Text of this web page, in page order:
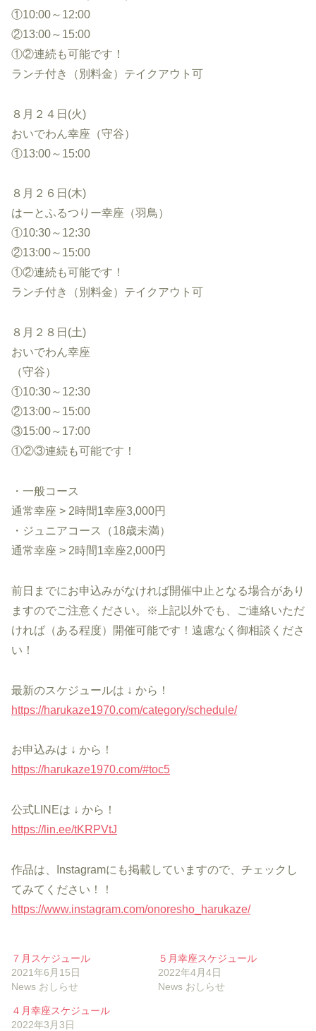
①10:00～12:00
②13:00～15:00
①②連続も可能です！
ランチ付き（別料金）テイクアウト可
８月２４日(火)
おいでわん幸座（守谷）
①13:00～15:00
８月２６日(木)
はーとふるつりー幸座（羽鳥）
①10:30～12:30
②13:00～15:00
①②連続も可能です！
ランチ付き（別料金）テイクアウト可
８月２８日(土)
おいでわん幸座
（守谷）
①10:30～12:30
②13:00～15:00
③15:00～17:00
①②③連続も可能です！
・一般コース
通常幸座 > 2時間1幸座3,000円
・ジュニアコース（18歳未満）
通常幸座 > 2時間1幸座2,000円
前日までにお申込みがなければ開催中止となる場合があり
ますのでご注意ください。※上記以外でも、ご連絡いただ
ければ（ある程度）開催可能です！遠慮なく御相談くださ
い！
最新のスケジュールは ↓ から！
https://harukaze1970.com/category/schedule/
お申込みは ↓ から！
https://harukaze1970.com/#toc5
公式LINEは ↓ から！
https://lin.ee/tKRPVtJ
作品は、Instagramにも掲載していますので、チェックし
てみてください！！
https://www.instagram.com/onoresho_harukaze/
７月スケジュール
2021年6月15日
News おしらせ
５月幸座スケジュール
2022年4月4日
News おしらせ
４月幸座スケジュール
2022年3月3日